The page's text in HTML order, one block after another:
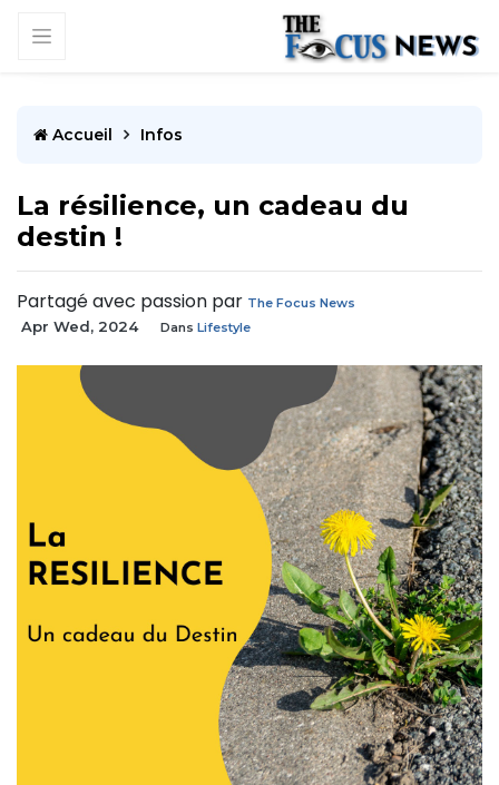
Accueil Infos
La résilience, un cadeau du
destin !
Partagé avec passion par The Focus News
Apr Wed, 2024 Dans Lifestyle